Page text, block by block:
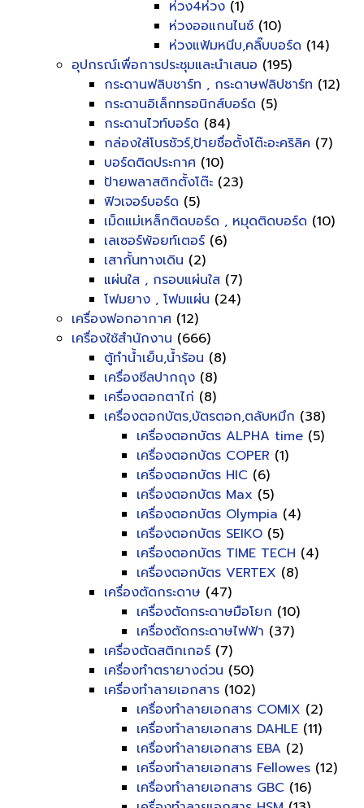
ห่วง4ห่วง (1)
ห่วงออแกนไนซ์ (10)
ห่วงแฟ้มหนีบ,คลิ๊บบอร์ด (14)
อุปกรณ์เพื่อการประชุมและนำเสนอ (195)
กระดานฟลิบชาร์ท , กระดาษฟลิปชาร์ท (12)
กระดานอิเล็กทรอนิกส์บอร์ด (5)
กระดานไวท์บอร์ด (84)
กล่องใส่โบรชัวร์,ป้ายชื่อตั้งโต๊ะอะคริลิค (7)
บอร์ดติดประกาศ (10)
ป้ายพลาสติกตั้งโต๊ะ (23)
ฟิวเจอร์บอร์ด (5)
เม็ดแม่เหล็กติดบอร์ด , หมุดติดบอร์ด (10)
เลเซอร์พ้อยท์เตอร์ (6)
เสากั้นทางเดิน (2)
แผ่นใส , กรอบแผ่นใส (7)
โฟมยาง , โฟมแผ่น (24)
เครื่องฟอกอากาศ (12)
เครื่องใช้สำนักงาน (666)
ตู้ทำน้ำเย็น,น้ำร้อน (8)
เครื่องซีลปากถุง (8)
เครื่องตอกตาไก่ (8)
เครื่องตอกบัตร,บัตรตอก,ตลับหมึก (38)
เครื่องตอกบัตร ALPHA time (5)
เครื่องตอกบัตร COPER (1)
เครื่องตอกบัตร HIC (6)
เครื่องตอกบัตร Max (5)
เครื่องตอกบัตร Olympia (4)
เครื่องตอกบัตร SEIKO (5)
เครื่องตอกบัตร TIME TECH (4)
เครื่องตอกบัตร VERTEX (8)
เครื่องตัดกระดาษ (47)
เครื่องตัดกระดาษมือโยก (10)
เครื่องตัดกระดาษไฟฟ้า (37)
เครื่องตัดสติกเกอร์ (7)
เครื่องทำตรายางด่วน (50)
เครื่องทำลายเอกสาร (102)
เครื่องทำลายเอกสาร COMIX (2)
เครื่องทำลายเอกสาร DAHLE (11)
เครื่องทำลายเอกสาร EBA (2)
เครื่องทำลายเอกสาร Fellowes (12)
เครื่องทำลายเอกสาร GBC (16)